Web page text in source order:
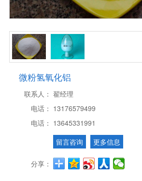
微粉氢氧化铝
联系人： 翟经理
电话： 13176579499
电话： 13645331991
留言咨询
更多信息
分享：